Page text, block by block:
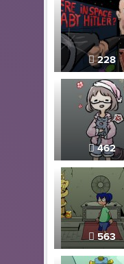
228
462
563